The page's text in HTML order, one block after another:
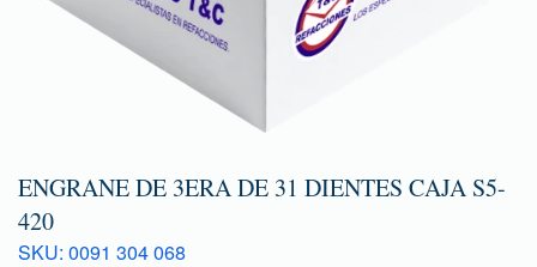
ENGRANE DE 3ERA DE 31 DIENTES CAJA S5-
420
SKU: 0091 304 068